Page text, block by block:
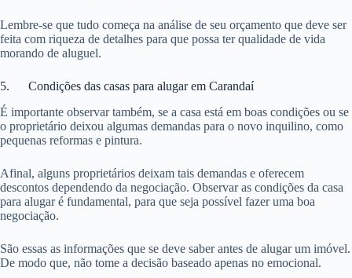
Lembre-se que tudo começa na análise de seu orçamento que deve ser
feita com riqueza de detalhes para que possa ter qualidade de vida
morando de aluguel.
5. Condições das casas para alugar em Carandaí
É importante observar também, se a casa está em boas condições ou se
o proprietário deixou algumas demandas para o novo inquilino, como
pequenas reformas e pintura.
Afinal, alguns proprietários deixam tais demandas e oferecem
descontos dependendo da negociação. Observar as condições da casa
para alugar é fundamental, para que seja possível fazer uma boa
negociação.
São essas as informações que se deve saber antes de alugar um imóvel.
De modo que, não tome a decisão baseado apenas no emocional.